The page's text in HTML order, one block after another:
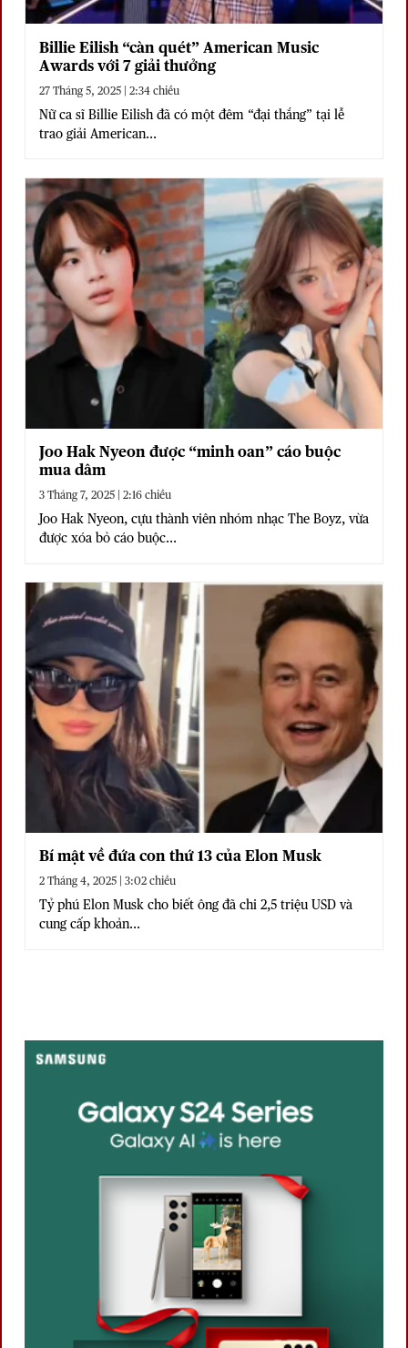
Billie Eilish “càn quét” American Music
Awards với 7 giải thưởng
27 Tháng 5, 2025 | 2:34 chiều
Nữ ca sĩ Billie Eilish đã có một đêm “đại thắng” tại lễ
trao giải American...
Joo Hak Nyeon được “minh oan” cáo buộc
mua dâm
3 Tháng 7, 2025 | 2:16 chiều
Joo Hak Nyeon, cựu thành viên nhóm nhạc The Boyz, vừa
được xóa bỏ cáo buộc...
Bí mật về đứa con thứ 13 của Elon Musk
2 Tháng 4, 2025 | 3:02 chiều
Tỷ phú Elon Musk cho biết ông đã chi 2,5 triệu USD và
cung cấp khoản...